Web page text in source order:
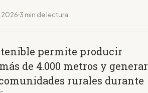
2026 3 min de lectura
permite producir
de 4.000 metros y generar
rurales durante